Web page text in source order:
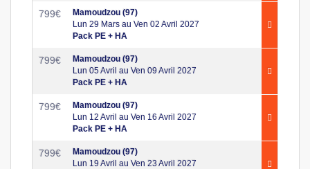
799€
Mamoudzou (97)
Lun 29 Mars au Ven 02 Avril 2027
Pack PE + HA
799€
Mamoudzou (97)
Lun 05 Avril au Ven 09 Avril 2027
Pack PE + HA
799€
Mamoudzou (97)
Lun 12 Avril au Ven 16 Avril 2027
Pack PE + HA
799€
Mamoudzou (97)
Lun 19 Avril au Ven 23 Avril 2027